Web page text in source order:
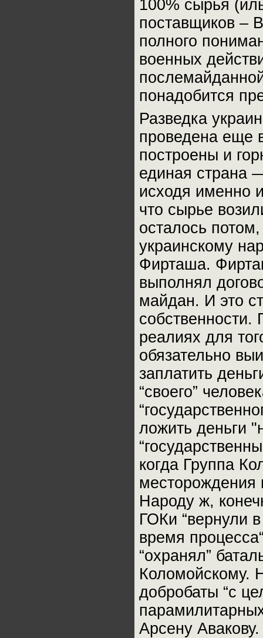
100% сырья
поставщиков –
полного
военных
понадобится
Разведка
проведена еще
построены и
единая страна
исходя именно
что сырье
осталось
украинскому
Фирташа.
выполнял
майдан. И это
реалиях для
обязательно
заплатить
“своего”
ложить деньги
когда Группа
месторождения
Народу ж,
ГОКи “вернули
время
“охранял”
Коломойскому.
добробаты “с
Арсену